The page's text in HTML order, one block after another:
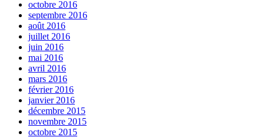
octobre 2016
septembre 2016
août 2016
juillet 2016
juin 2016
mai 2016
avril 2016
mars 2016
février 2016
janvier 2016
décembre 2015
novembre 2015
octobre 2015